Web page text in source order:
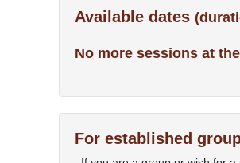
Available dates
No more sessions at
For established